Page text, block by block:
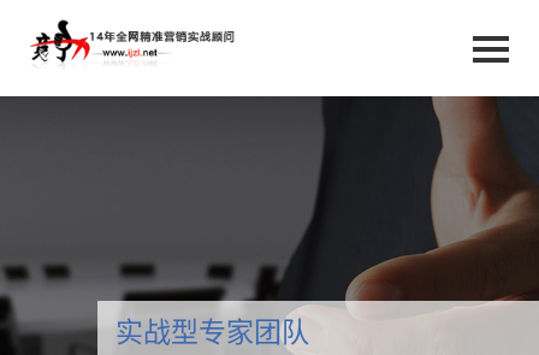
实战型专家团队